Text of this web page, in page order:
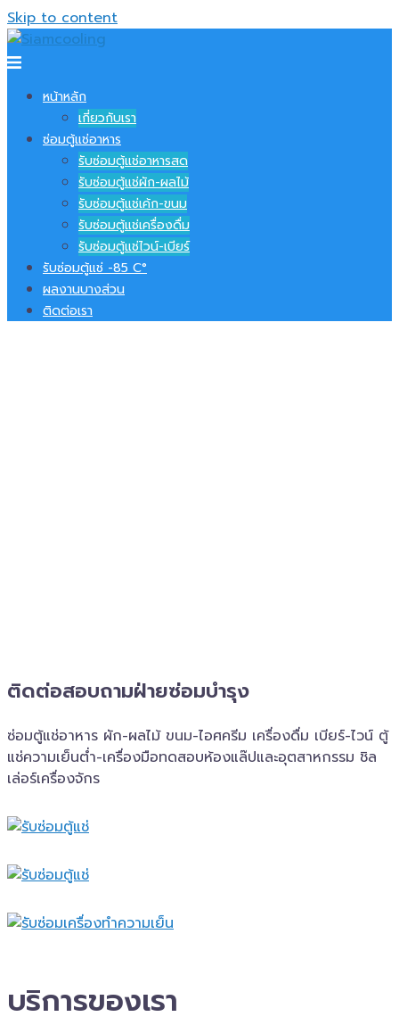
Skip to content
หน้าหลัก
เกี่ยวกับเรา
ซ่อมตู้แช่อาหาร
รับซ่อมตู้แช่อาหารสด
รับซ่อมตู้แช่ผัก-ผลไม้
รับซ่อมตู้แช่เค้ก-ขนม
รับซ่อมตู้แช่เครื่องดื่ม
รับซ่อมตู้แช่ไวน์-เบียร์
รับซ่อมตู้แช่ -​85 C°
ผลงานบางส่วน
ติดต่อเรา
ติดต่อสอบถาม​ฝ่ายซ่อมบำรุง
ซ่อมตู้แช่อาหาร ผัก-ผลไม้ ขนม-ไอศครีม เครื่องดื่ม เบียร์-ไวน์ ตู้
แช่ความเย็นต่ำ-เครื่องมือทดสอบห้องแล๊ปและอุตสาหกรรม ชิล
เล่อร์เครื่อง​จักร
บริการของเรา